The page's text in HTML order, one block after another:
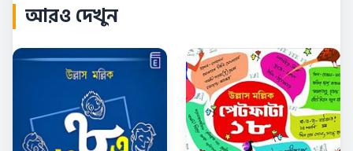
আরও দেখুন